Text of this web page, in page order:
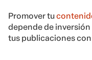
Promover tu
depende de
tus publicaciones